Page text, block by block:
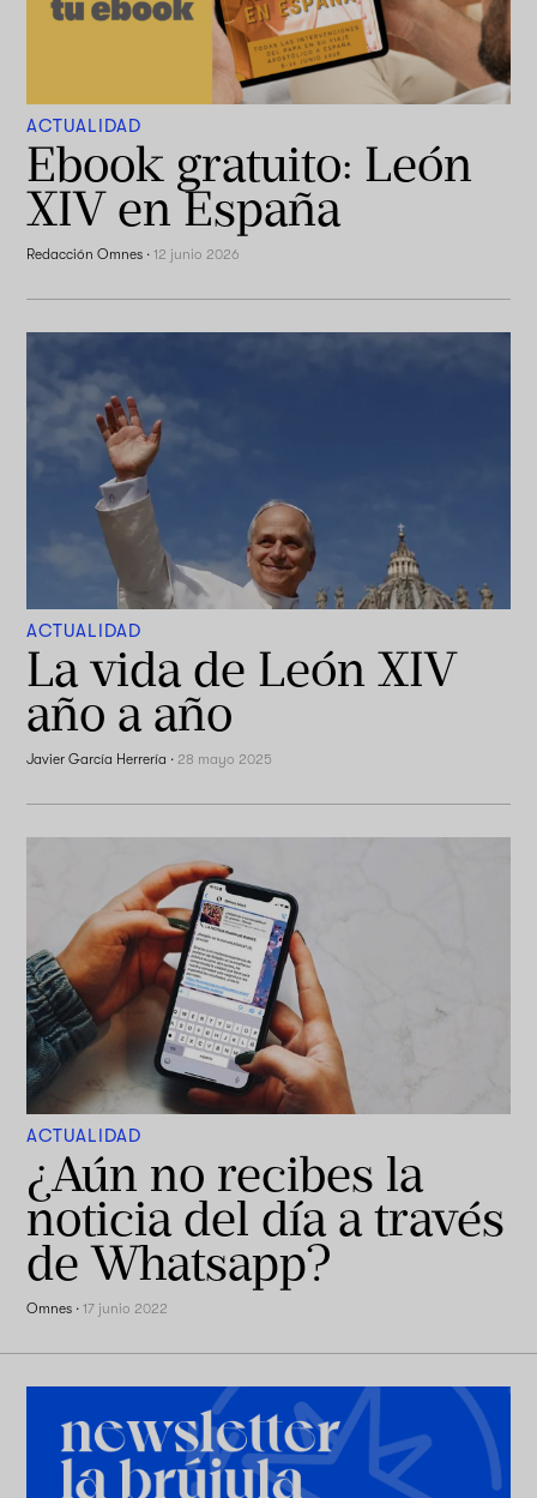
ACTUALIDAD
Ebook gratuito: León
XIV en España
Redacción Omnes ·12 junio 2026
ACTUALIDAD
La vida de León XIV
año a año
Javier García Herrería ·28 mayo 2025
ACTUALIDAD
¿Aún no recibes la
noticia del día a través
de Whatsapp?
Omnes ·17 junio 2022